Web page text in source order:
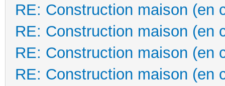
RE: Construction maison (en
RE: Construction maison (en
RE: Construction maison (en
RE: Construction maison (en